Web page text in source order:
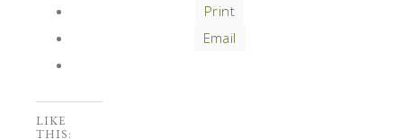
Print
Email
LIKE
THIS: